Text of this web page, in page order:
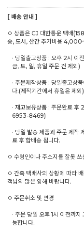
[ 배송 안내 ]
ㅇ 상품은 CJ 대한통운 택배
송, 도서, 산간 추가비용
· 당일출고상품 : 오후 2시 이
금, 토, 일, 휴일 주문 건 제외)
· 주문제작상품 : 당일출고상
다.(제작기간에서 휴일은 제외)
· 재고보유상품 : 주문완료
6953-8469)
· 당일 발송 제품과 주문 제작
료 후 합배송 됩니다.
ㅇ 수령인이나 주소지를 잘못
ㅇ 간혹 택배사의 상황에 따라
객님의 많은 양해 바랍니다.
ㅇ 주문취소 및 변경
· 주문 당일 오후 1시 이전까
능합니다.